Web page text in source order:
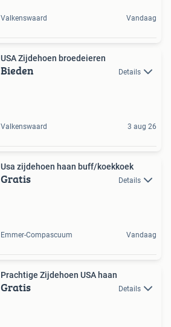
Valkenswaard Vandaag
USA Zijdehoen broedeieren
Bieden Details
Valkenswaard 3 aug 26
Usa zijdehoen haan buff/koekkoek
Gratis Details
Emmer-Compascuum Vandaag
Prachtige Zijdehoen USA haan
Gratis Details